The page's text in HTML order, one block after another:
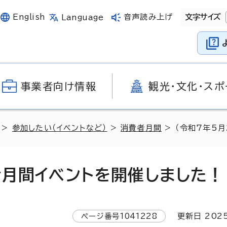
English Language 音声読み上げ 文字サイズ
事業者向け情報 観光・文化・ス
参加したい（イベントなど） >消費者月間 > （令和7年5月
間イベントを開催しました！
ページ番号1041228 更新日